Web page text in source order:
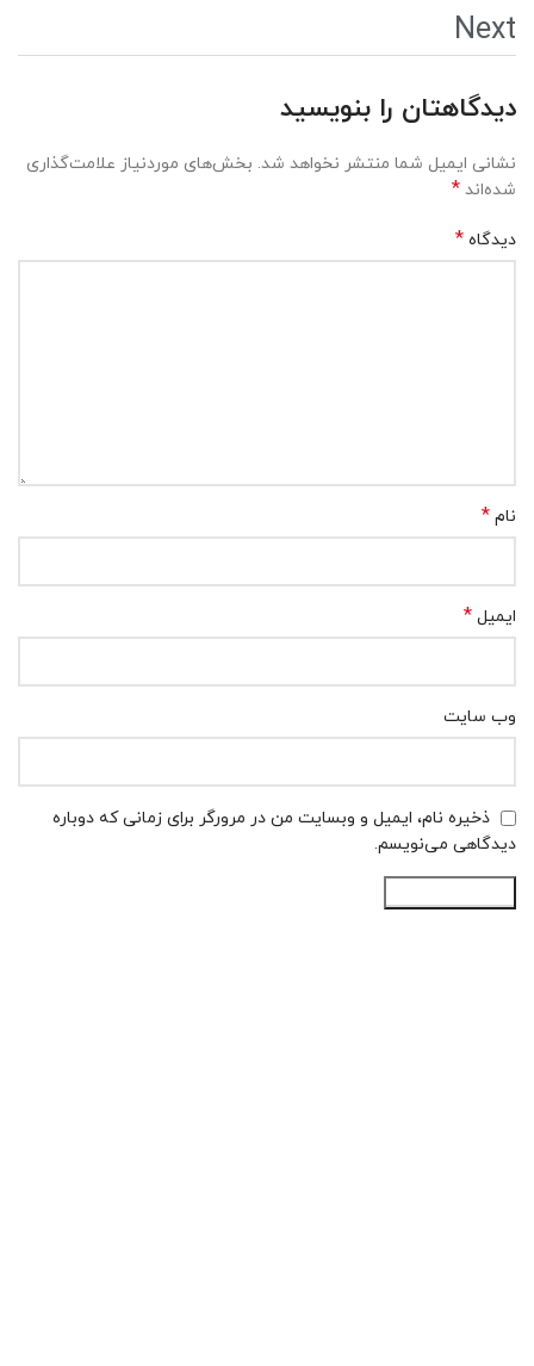
Next
دیدگاهتان را بنویسید
نشانی ایمیل شما منتشر نخواهد شد. بخش‌های موردنیاز علامت‌گذاری
شده‌اند *
دیدگاه *
نام *
ایمیل *
وب‌ سایت
ذخیره نام، ایمیل و وبسایت من در مرورگر برای زمانی که دوباره
دیدگاهی می‌نویسم.